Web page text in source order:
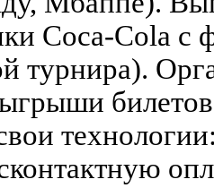
Coca-Cola с
турнира).